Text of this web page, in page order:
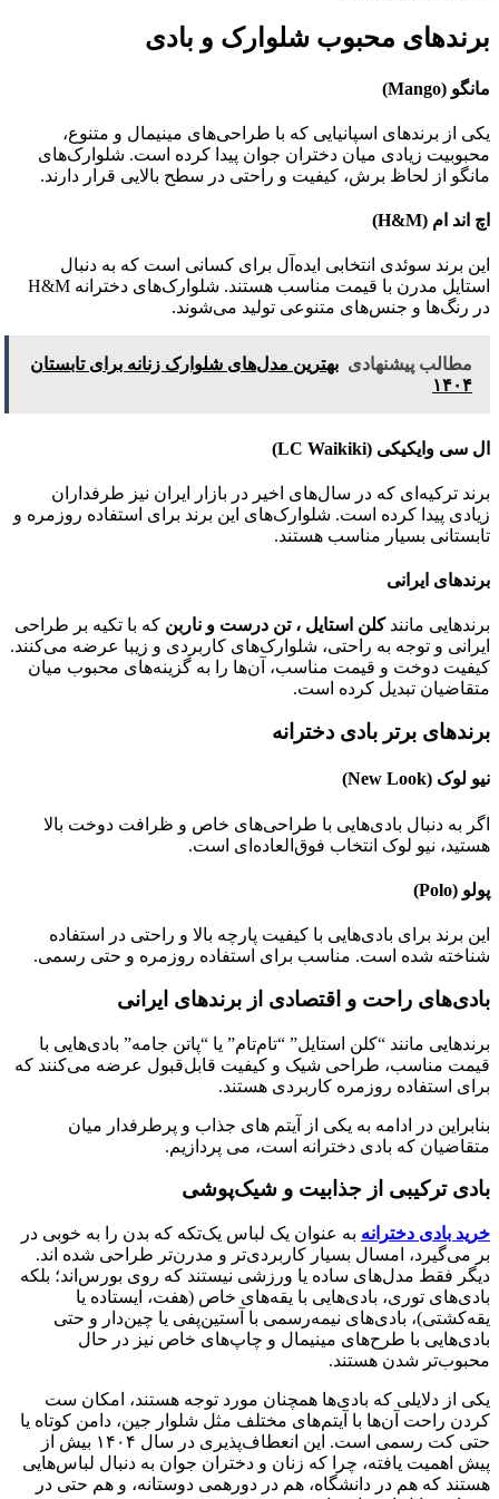
برندهای محبوب شلوارک و بادی
مانگو (Mango)
یکی از برندهای اسپانیایی که با طراحی‌های مینیمال و متنوع،
محبوبیت زیادی میان دختران جوان پیدا کرده است. شلوارک‌های
مانگو از لحاظ برش، کیفیت و راحتی در سطح بالایی قرار دارند.
اچ اند ام (H&M)
این برند سوئدی انتخابی ایده‌آل برای کسانی است که به دنبال
استایل مدرن با قیمت مناسب هستند. شلوارک‌های دخترانه H&M
در رنگ‌ها و جنس‌های متنوعی تولید می‌شوند.
مطالب پیشنهادی بهترین مدل‌های شلوارک زنانه برای تابستان
۱۴۰۴
ال سی وایکیکی (LC Waikiki)
برند ترکیه‌ای که در سال‌های اخیر در بازار ایران نیز طرفداران
زیادی پیدا کرده است. شلوارک‌های این برند برای استفاده روزمره و
تابستانی بسیار مناسب هستند.
برندهای ایرانی
برندهایی مانندکلن استایل ، تن درست و ناربن که با تکیه بر طراحی
ایرانی و توجه به راحتی، شلوارک‌های کاربردی و زیبا عرضه می‌کنند.
کیفیت دوخت و قیمت مناسب، آن‌ها را به گزینه‌های محبوب میان
متقاضیان تبدیل کرده است.
برندهای برتر بادی دخترانه
نیو لوک (New Look)
اگر به دنبال بادی‌هایی با طراحی‌های خاص و ظرافت دوخت بالا
هستید، نیو لوک انتخاب فوق‌العاده‌ای است.
پولو (Polo)
این برند برای بادی‌هایی با کیفیت پارچه بالا و راحتی در استفاده
شناخته شده است. مناسب برای استفاده روزمره و حتی رسمی.
بادی‌های راحت و اقتصادی از برندهای ایرانی
برندهایی مانند “کلن استایل” “تام‌تام” یا “پاتن جامه” بادی‌هایی با
قیمت مناسب، طراحی شیک و کیفیت قابل‌قبول عرضه می‌کنند که
برای استفاده روزمره کاربردی هستند.
بنابراین در ادامه به یکی از آیتم های جذاب و پرطرفدار میان
متقاضیان که بادی دخترانه است، می پردازیم.
بادی ترکیبی از جذابیت و شیک‌پوشی
خرید بادی دخترانه به عنوان یک لباس یک‌تکه که بدن را به خوبی در
بر می‌گیرد، امسال بسیار کاربردی‌تر و مدرن‌تر طراحی شده اند.
دیگر فقط مدل‌های ساده یا ورزشی نیستند که روی بورس‌اند؛ بلکه
بادی‌های توری، بادی‌هایی با یقه‌های خاص (هفت، ایستاده یا
یقه‌کشتی)، بادی‌های نیمه‌رسمی با آستین‌پفی یا چین‌دار و حتی
بادی‌هایی با طرح‌های مینیمال و چاپ‌های خاص نیز در حال
محبوب‌تر شدن هستند.
یکی از دلایلی که بادی‌ها همچنان مورد توجه هستند، امکان ست
کردن راحت آن‌ها با آیتم‌های مختلف مثل شلوار جین، دامن کوتاه یا
حتی کت رسمی است. این انعطاف‌پذیری در سال ۱۴۰۴ بیش از
پیش اهمیت یافته، چرا که زنان و دختران جوان به دنبال لباس‌هایی
هستند که هم در دانشگاه، هم در دورهمی دوستانه، و هم حتی در